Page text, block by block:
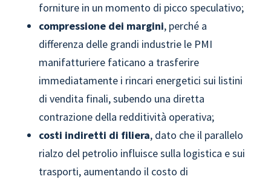
forniture in un momento di picco speculativo;
compressione dei margini, perché a
differenza delle grandi industrie le PMI
manifatturiere faticano a trasferire
immediatamente i rincari energetici sui listini
di vendita finali, subendo una diretta
contrazione della redditività operativa;
costi indiretti di filiera, dato che il parallelo
rialzo del petrolio influisce sulla logistica e sui
trasporti, aumentando il costo di